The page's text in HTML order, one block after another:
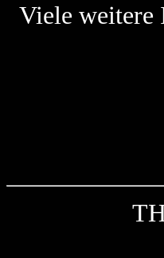
Viele weitere